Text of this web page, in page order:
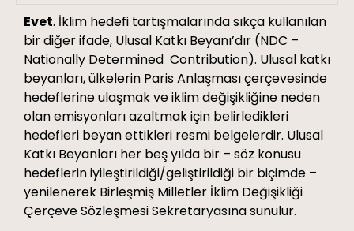
Evet. İklim hedefi tartışmalarında sıkça kullanılan
bir diğer ifade, Ulusal Katkı Beyanı’dır (NDC –
Nationally Determined Contribution). Ulusal katkı
beyanları, ülkelerin Paris Anlaşması çerçevesinde
hedeflerine ulaşmak ve iklim değişikliğine neden
olan emisyonları azaltmak için belirledikleri
hedefleri beyan ettikleri resmi belgelerdir. Ulusal
Katkı Beyanları her beş yılda bir – söz konusu
hedeflerin iyileştirildiği/geliştirildiği bir biçimde –
yenilenerek Birleşmiş Milletler İklim Değişikliği
Çerçeve Sözleşmesi Sekretaryasına sunulur.